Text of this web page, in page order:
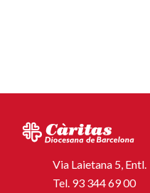
Via Laietana 5, Entl.
Tel. 93 344 69 00